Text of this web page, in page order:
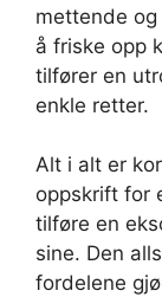
mettende
å friske opp
tilfører en
enkle retter.
Alt i alt er
oppskrift for
tilføre en
sine. Den
fordelene